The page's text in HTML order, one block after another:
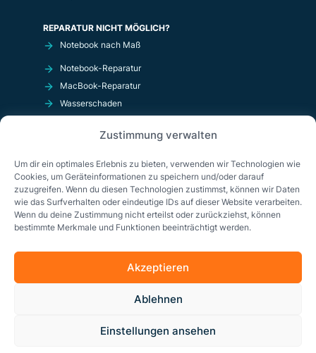
Zustimmung verwalten
Um dir ein optimales Erlebnis zu bieten, verwenden wir Technologien wie
Cookies, um Geräteinformationen zu speichern und/oder darauf
zuzugreifen. Wenn du diesen Technologien zustimmst, können wir Daten
wie das Surfverhalten oder eindeutige IDs auf dieser Website verarbeiten.
Wenn du deine Zustimmung nicht erteilst oder zurückziehst, können
bestimmte Merkmale und Funktionen beeinträchtigt werden.
Akzeptieren
Ablehnen
Einstellungen ansehen
REPARATUR NICHT MÖGLICH?
Notebook nach Maß
Notebook-Reparatur
MacBook-Reparatur
Wasserschaden
OnlineShop
© Copyright 2026 Solda GmbH